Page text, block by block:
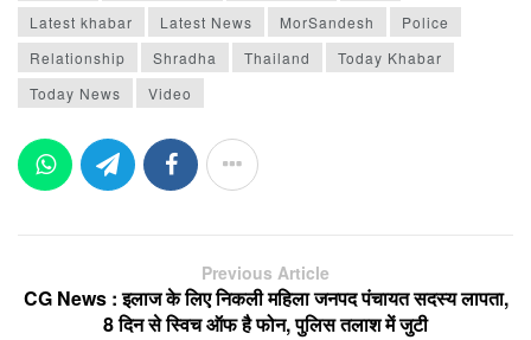
Latest khabar
Latest News MorSandesh
Police
Relationship
Shradha Thailand
Today Khabar
Today News
Video
Previous Article
CG News : इलाज के लिए निकली महिला जनपद पंचायत सदस्य लापता,
8 दिन से स्विच ऑफ है फोन, पुलिस तलाश में जुटी